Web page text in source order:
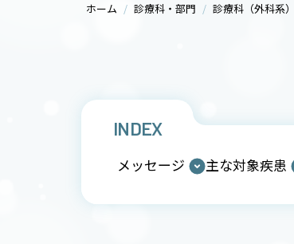
ホーム 診療科・部門 診療科（外科系）
INDEX
メッセージ 主な対象疾患